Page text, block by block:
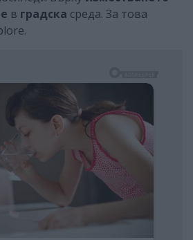
в градска среда. За това